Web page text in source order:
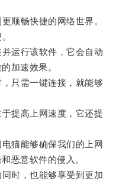
畅快捷的网络世界。
运行该软件，它会自动
加速效果。
只需一键连接，就能够
提高上网速度，它还提
猫能够确保我们的上网
恶意软件的侵入。
时，也能够享受到更加